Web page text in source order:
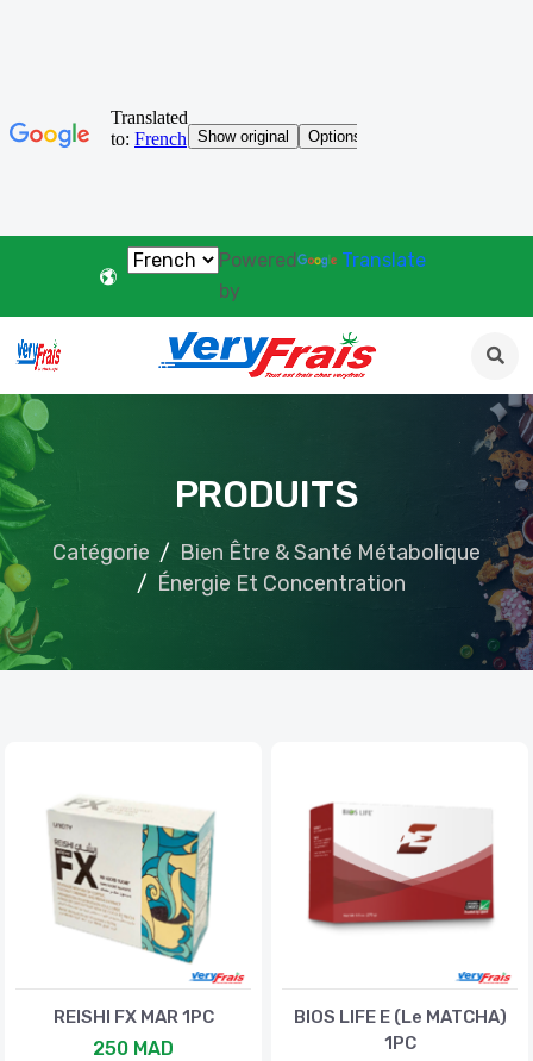
Powered
by
Translate
PRODUITS
Catégorie
Bien Être & Santé Métabolique
Énergie Et Concentration
REISHI FX MAR 1PC
250 MAD
BIOS LIFE E (Le MATCHA)
1PC